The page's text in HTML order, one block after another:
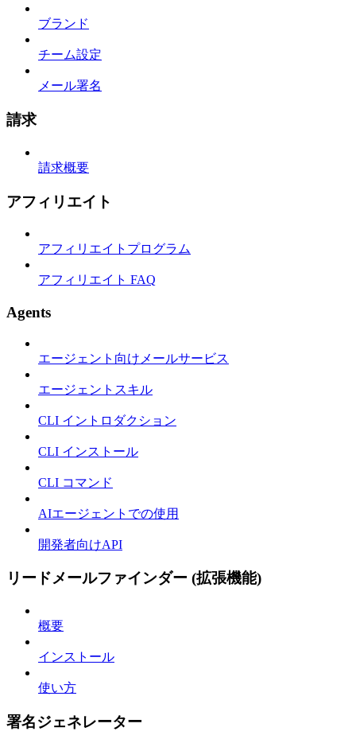
ブランド
チーム設定
メール署名
請求
請求概要
アフィリエイト
アフィリエイトプログラム
アフィリエイト FAQ
Agents
エージェント向けメールサービス
エージェントスキル
CLI イントロダクション
CLI インストール
CLI コマンド
AIエージェントでの使用
開発者向けAPI
リードメールファインダー (拡張機能)
概要
インストール
使い方
署名ジェネレーター